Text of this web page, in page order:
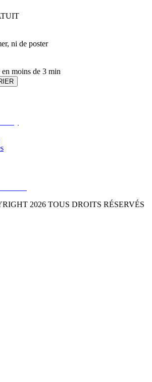
ni de poster
moins de 3 min
2026 TOUS DROITS RÉSERVÉS